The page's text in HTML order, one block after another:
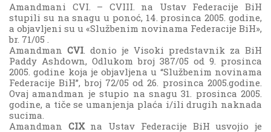
Amandmani CVI. – CVIII. na Ustav Federacije BiH
stupili su na snagu u ponoć, 14. prosinca 2005. godine,
a objavljeni su u «Službenim novinama Federacije BiH»,
br. 71/05 .
Amandman CVI. donio je Visoki predstavnik za BiH
Paddy Ashdown, Odlukom broj 387/05 od 9. prosinca
2005. godine koja je objavljena u “Službenim novinama
Federacije BiH”, broj 72/05 od 26. prosinca 2005.godine.
Ovaj amandman je stupio na snagu 31. prosinca 2005.
godine, a tiče se umanjenja plaća i/ili drugih naknada
sucima.
Amandman CIX na Ustav Federacije BiH usvojio je